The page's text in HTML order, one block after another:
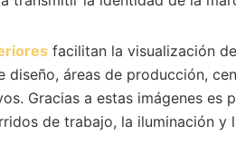
facilitan la visualización
diseño, áreas de producción,
Gracias a estas imágenes es
de trabajo, la iluminación y